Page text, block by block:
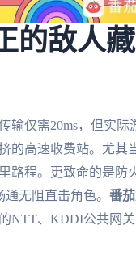
的敌人
仅需20ms，但实际
的高速收费站。尤其
路程。更致命的是防
无阻直击角色。 番
NTT、KDDI公共网